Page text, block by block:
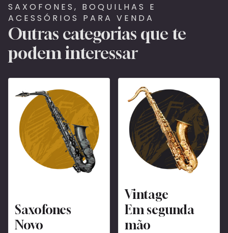
SAXOFONES, BOQUILHAS E
ACESSÓRIOS PARA VENDA
Outras categorias que te
podem interessar
Saxofones
Novo
Vintage
Em segunda
mão